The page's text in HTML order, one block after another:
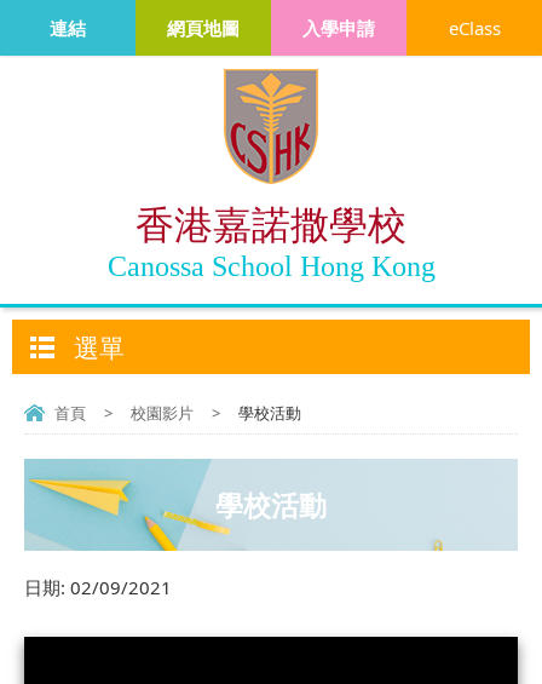
香港嘉諾撒學校
Canossa School Hong Kong
連結 網頁地圖 入學申請 eClass
選單
首頁 > 校園影片 > 學校活動
學校活動
日期: 02/09/2021